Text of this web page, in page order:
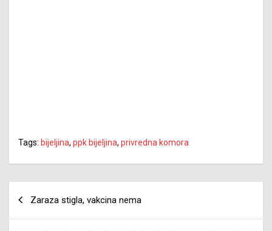
Tags: bijeljina, ppk bijeljina, privredna komora
Zaraza stigla, vakcina nema